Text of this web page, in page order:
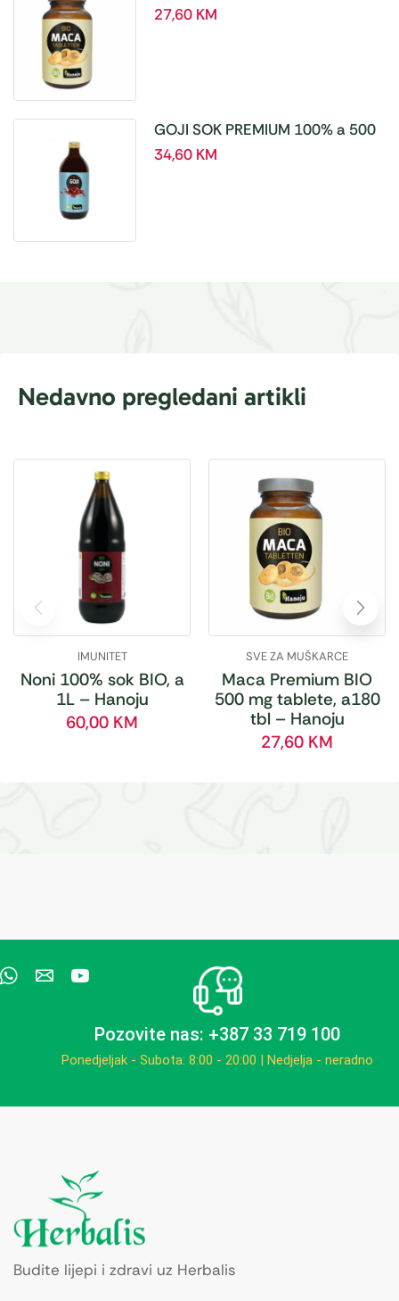
tablete, a180 tbl – Hanoju
27,60 KM
GOJI SOK PREMIUM 100% a 500
ml
34,60 KM
Nedavno pregledani artikli
IMUNITET
Noni 100% sok BIO, a
1L – Hanoju
60,00 KM
SVE ZA MUŠKARCE
Maca Premium BIO
500 mg tablete, a180
tbl – Hanoju
27,60 KM
Pozovite nas: +387 33 719 100
Ponedjeljak - Subota: 8:00 - 20:00 | Nedjelja - neradno
Budite lijepi i zdravi uz Herbalis